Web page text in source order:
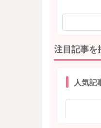
注目記事を
人気記